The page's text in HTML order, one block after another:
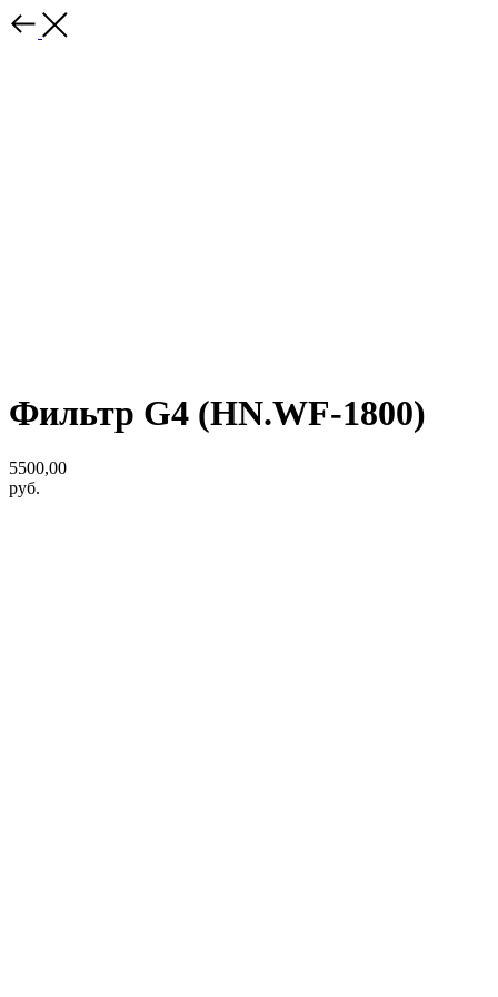
Фильтр G4 (HN.WF-1800)
5500,00
руб.